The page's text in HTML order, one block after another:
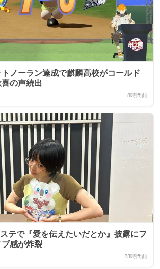
ノーラン達成で麒麟高校がコールド
の声続出
8時間前
テで『愛を伝えたいだとか』披露にフ
感が炸裂
23時間前